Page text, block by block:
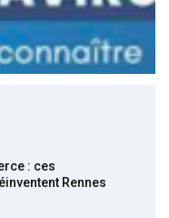
: ces
Rennes